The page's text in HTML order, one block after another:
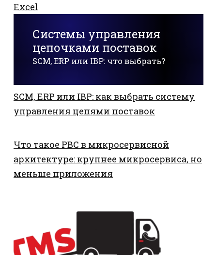
Excel
Системы управления
цепочками поставок
SCM, ERP или IBP: что выбрать?
SCM, ERP или IBP: как выбрать систему
управления цепями поставок
Что такое PBC в микросервисной
архитектуре: крупнее микросервиса, но
меньше приложения